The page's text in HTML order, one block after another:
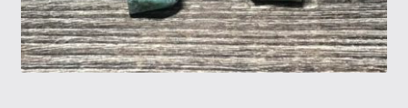
Tietosuojaseloste
Tuotteet